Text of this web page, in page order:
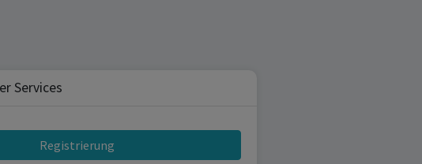
Services
Registrierung